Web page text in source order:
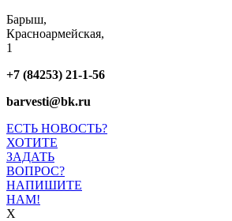
Барыш,
Красноармейская,
1
+7 (84253) 21-1-56
barvesti@bk.ru
ЕСТЬ НОВОСТЬ?
ХОТИТЕ
ЗАДАТЬ
ВОПРОС?
НАПИШИТЕ
НАМ!
X